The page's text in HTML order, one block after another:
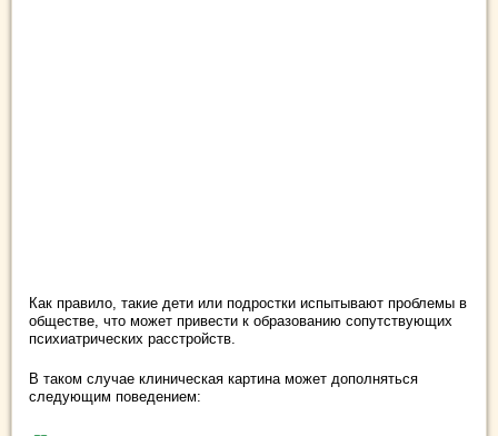
Как правило, такие дети или подростки испытывают проблемы в
обществе, что может привести к образованию сопутствующих
психиатрических расстройств.
В таком случае клиническая картина может дополняться
следующим поведением: